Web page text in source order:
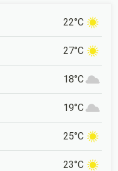
22°C
27°C
18°C
19°C
25°C
23°C